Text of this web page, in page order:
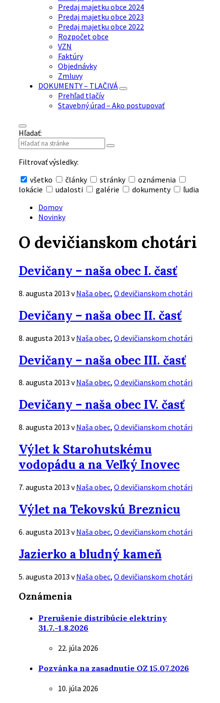
Predaj majetku obce 2024
Predaj majetku obce 2023
Predaj majetku obce 2022
Rozpočet obce
VZN
Faktúry
Objednávky
Zmluvy
DOKUMENTY – TLAČIVÁ
Prehľad tlačív
Stavebný úrad – Ako postupovať
Hľadať:
Filtrovať výsledky:
všetko
články stránky
oznámenia
lokácie
udalosti galérie dokumenty ľudia
vyhľadávanie
Domov
Novinky
O devičianskom chotári
Devičany – naša obec I. časť
8. augusta 2013 vNaša obec, O devičianskom chotári
Čítať
viac
Devičany – naša obec II. časť
8. augusta 2013 vNaša obec, O devičianskom chotári
Čítať
viac
Devičany – naša obec III. časť
8. augusta 2013 vNaša obec, O devičianskom chotári
Čítať
viac
Devičany – naša obec IV. časť
8. augusta 2013 vNaša obec, O devičianskom chotári
Čítať
viac
Výlet k Starohutskému
vodopádu a na Veľký Inovec
7. augusta 2013 vNaša obec, O devičianskom chotári
Čítať
viac
Výlet na Tekovskú Breznicu
6. augusta 2013 vNaša obec, O devičianskom chotári
Čítať
viac
Jazierko a bludný kameň
5. augusta 2013 vNaša obec, O devičianskom chotári
Čítať
Oznámenia
Prerušenie distribúcie elektriny
31.7.-1.8.2026
22. júla 2026
Pozvánka na zasadnutie OZ 15.07.2026
10. júla 2026